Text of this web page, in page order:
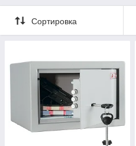
Сортировка